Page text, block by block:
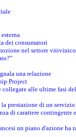
dei consumatori
nel settore
una relazione
Project
alle ultime fasi
prestazione di un
di carattere contingente
un piano d'azione ha